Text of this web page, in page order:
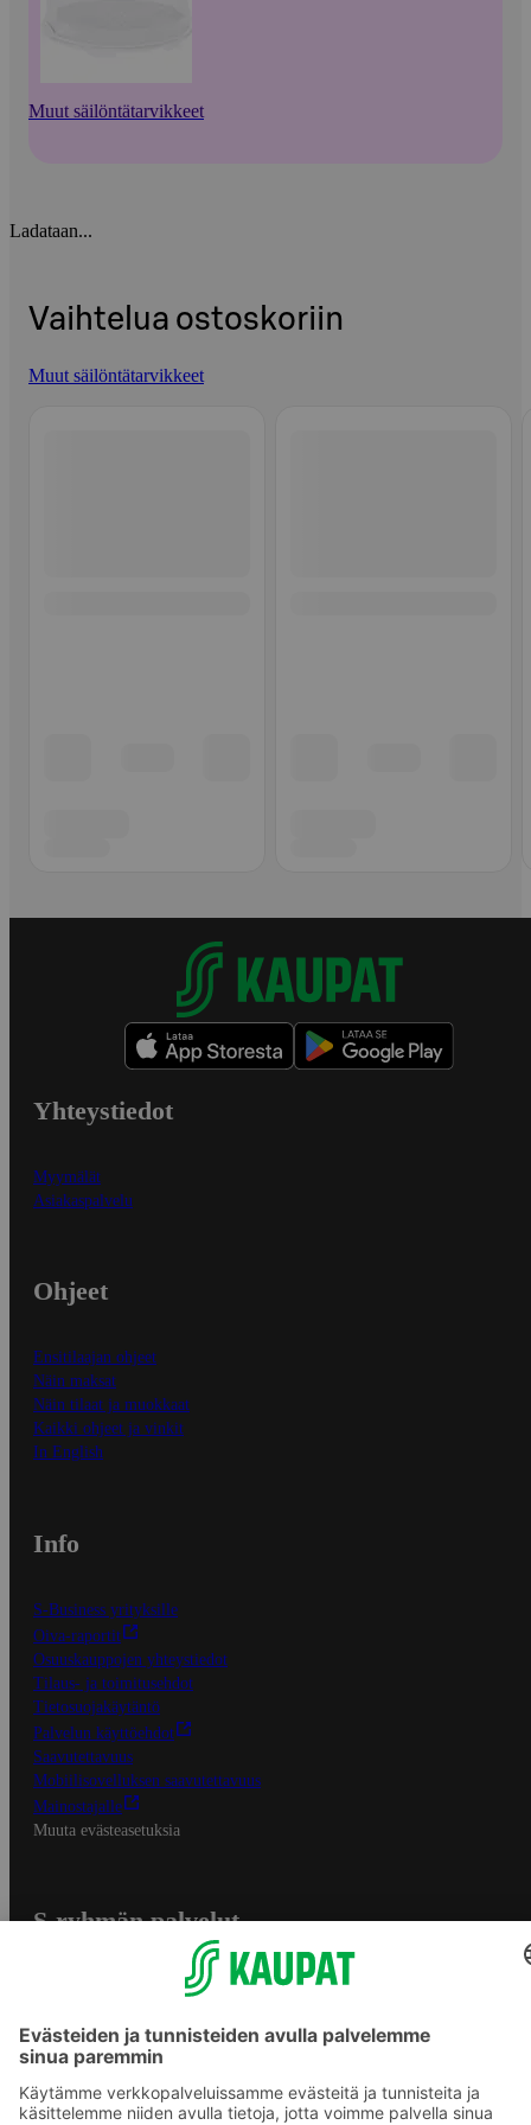
Muut säilöntätarvikkeet
Ladataan...
Vaihtelua ostoskoriin
Muut säilöntätarvikkeet
Yhteystiedot
Myymälät
Asiakaspalvelu
Ohjeet
Ensitilaajan ohjeet
Näin maksat
Näin tilaat ja muokkaat
Kaikki ohjeet ja vinkit
In English
Info
S-Business yrityksille
Oiva-raportit
Osuuskauppojen yhteystiedot
Tilaus- ja toimitusehdot
Tietosuojakäytäntö
Palvelun käyttöehdot
Saavutettavuus
Mobiilisovelluksen saavutettavuus
Mainostajalle
Muuta evästeasetuksia
S-ryhmän palvelut
Yhteishyvä Ruoka -sovellus
S-ostoslista -sovellus
Prisma.fi
Sokos.fi